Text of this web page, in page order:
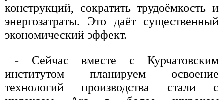
конструкций, сократить трудоёмкость и
энергозатраты. Это даёт существенный
экономический эффект.
- Сейчас вместе с Курчатовским
институтом планируем освоение
технологий производства стали с